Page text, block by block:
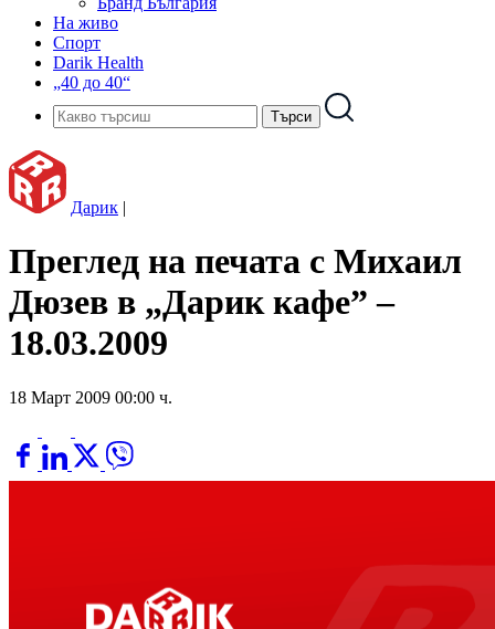
На живо
Спорт
Darik Health
„40 до 40“
Дарик |
Преглед на печата с Михаил
Дюзев в „Дарик кафе” –
18.03.2009
18 Март 2009 00:00 ч.